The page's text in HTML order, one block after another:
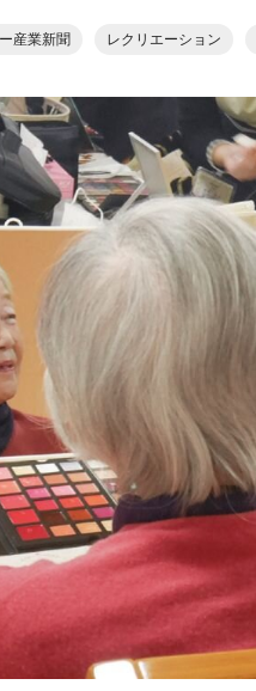
産業新聞 レクリエーション